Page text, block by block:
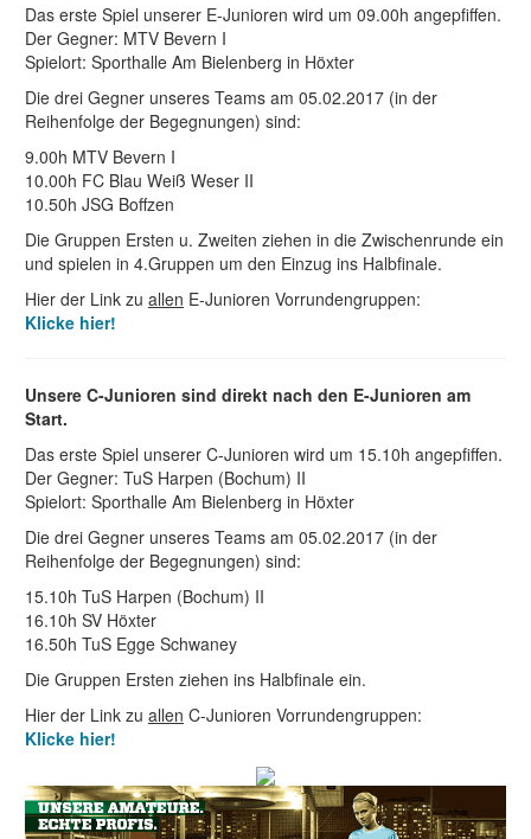
Das erste Spiel unserer E-Junioren wird um 09.00h angepfiffen.
Der Gegner: MTV Bevern I
Spielort: Sporthalle Am Bielenberg in Höxter
Die drei Gegner unseres Teams am 05.02.2017 (in der
Reihenfolge der Begegnungen) sind:
9.00h MTV Bevern I
10.00h FC Blau Weiß Weser II
10.50h JSG Boffzen
Die Gruppen Ersten u. Zweiten ziehen in die Zwischenrunde ein
und spielen in 4.Gruppen um den Einzug ins Halbfinale.
Hier der Link zu allen E-Junioren Vorrundengruppen:
Klicke hier!
Unsere C-Junioren sind direkt nach den E-Junioren am
Start.
Das erste Spiel unserer C-Junioren wird um 15.10h angepfiffen.
Der Gegner: TuS Harpen (Bochum) II
Spielort: Sporthalle Am Bielenberg in Höxter
Die drei Gegner unseres Teams am 05.02.2017 (in der
Reihenfolge der Begegnungen) sind:
15.10h TuS Harpen (Bochum) II
16.10h SV Höxter
16.50h TuS Egge Schwaney
Die Gruppen Ersten ziehen ins Halbfinale ein.
Hier der Link zu allen C-Junioren Vorrundengruppen:
Klicke hier!